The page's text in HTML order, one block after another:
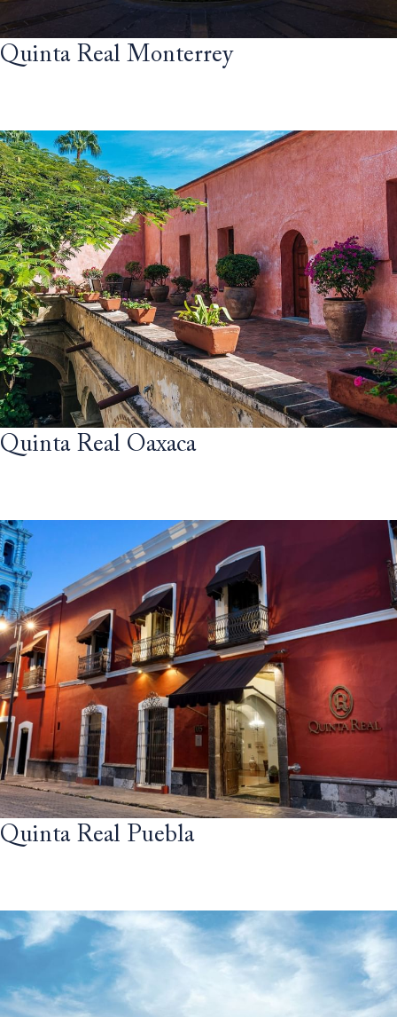
Quinta Real Monterrey
Quinta Real Oaxaca
Quinta Real Puebla